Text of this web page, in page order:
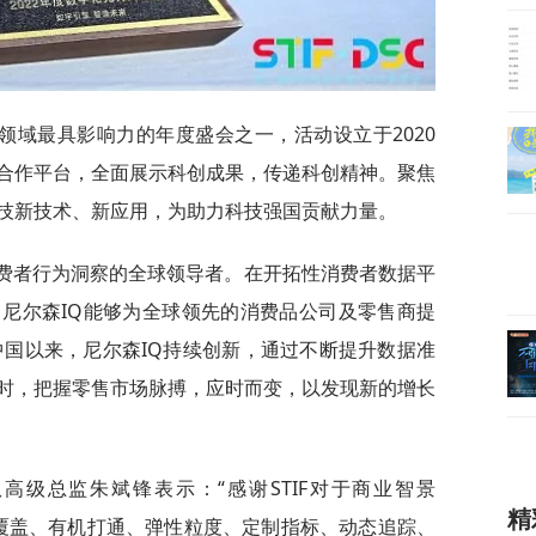
域最具影响力的年度盛会之一，活动设立于2020
作平台，全面展示科创成果，传递科创精神。聚焦
技术、新应用，为助力科技强国贡献力量。
者行为洞察的全球领导者。在开拓性消费者数据平
尔森IQ能够为全球领先的消费品公司及零售商提
以来，尼尔森IQ持续创新，通过不断提升数据准
，把握零售市场脉搏，应时而变，以发现新的增长
级总监朱斌锋表示：“感谢STIF对于商业智景
、有机打通、弹性粒度、定制指标、动态追踪、
精